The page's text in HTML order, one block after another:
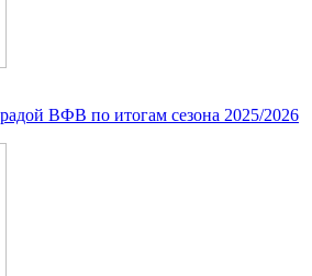
ВФВ по итогам сезона 2025/2026